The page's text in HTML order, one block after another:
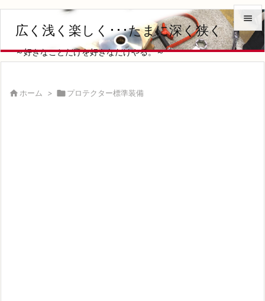
広く浅く楽しく･･･たまに深く狭く
～好きなことだけを好きなだけやる。～


 ホーム > プロテクター標準装備